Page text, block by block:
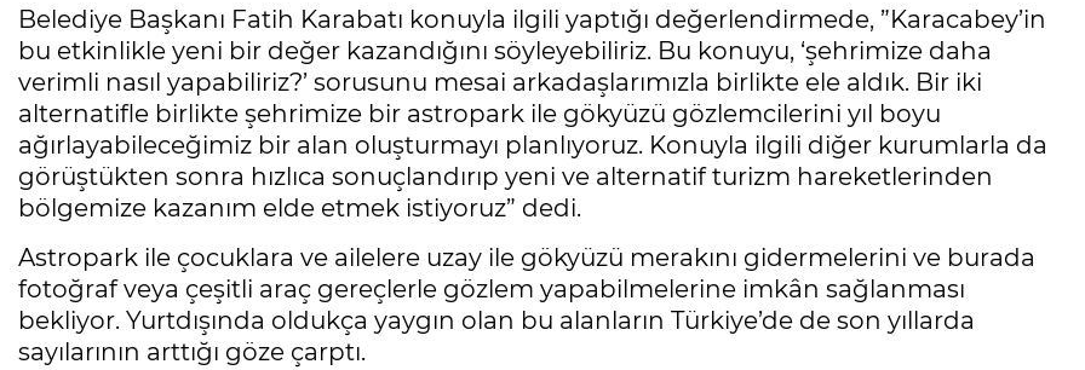
Belediye Başkanı Fatih Karabatı konuyla ilgili yaptığı değerlendirmede, ”Karacabey’in
bu etkinlikle yeni bir değer kazandığını söyleyebiliriz. Bu konuyu, ‘şehrimize daha
verimli nasıl yapabiliriz?’ sorusunu mesai arkadaşlarımızla birlikte ele aldık. Bir iki
alternatifle birlikte şehrimize bir astropark ile gökyüzü gözlemcilerini yıl boyu
ağırlayabileceğimiz bir alan oluşturmayı planlıyoruz. Konuyla ilgili diğer kurumlarla da
görüştükten sonra hızlıca sonuçlandırıp yeni ve alternatif turizm hareketlerinden
bölgemize kazanım elde etmek istiyoruz” dedi.
Astropark ile çocuklara ve ailelere uzay ile gökyüzü merakını gidermelerini ve burada
fotoğraf veya çeşitli araç gereçlerle gözlem yapabilmelerine imkân sağlanması
bekliyor. Yurtdışında oldukça yaygın olan bu alanların Türkiye’de de son yıllarda
sayılarının arttığı göze çarptı.